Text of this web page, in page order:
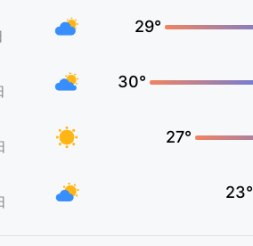
29°
30°
27°
23°